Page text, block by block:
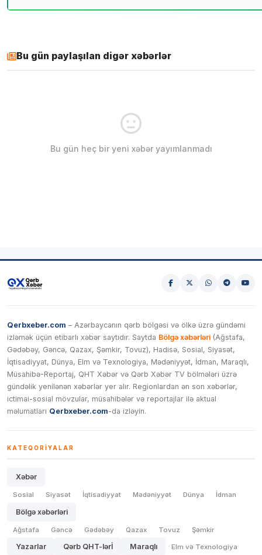
Bu gün paylaşılan digər xəbərlər
Bu gün heç bir yeni xəbər yayımlanmadı
Qerbxeber.com – Azərbaycanın qərb bölgəsi və ölkə üzrə gündəmi
izləmək üçün etibarlı xəbər saytıdır. Saytda Bölgə xəbərləri (Ağstafa,
Gədəbəy, Gəncə, Qazax, Şəmkir, Tovuz), Hadisə, Sosial, Siyasət,
İqtisadiyyat, Dünya, Elm və Texnologiya, Mədəniyyət, İdman, Maraqlı,
Müsahibə-Reportaj, QHT Xəbər və Qərb Xəbər TV bölmələri üzrə
gündəlik yenilənən xəbərlər yer alır. Regionlardan ən son xəbərlər,
ictimai-sosial mövzular, müsahibələr və reportajlar ilə aktual
məlumatları Qerbxeber.com-da izləyin.
KATEQORIYALAR
Xəbər
Sosial Siyasət İqtisadiyyat Mədəniyyət Dünya İdman
Bölgə xəbərləri
Ağstafa Gəncə Gədəbəy Qazax Tovuz Şəmkir
Yazarlar Qərb QHT-lərİ Maraqlı Elm və Texnologiya